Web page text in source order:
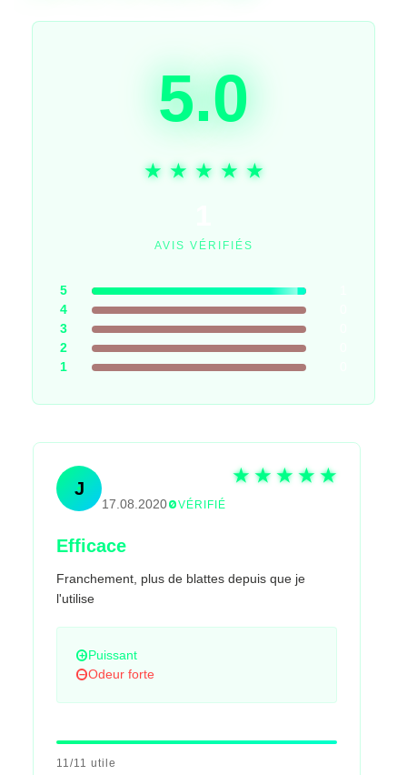
5.0
AVIS VÉRIFIÉS
5
4
3
2
1
J
17.08.2020 VÉRIFIÉ
Efficace
Franchement, plus de blattes depuis que je
l'utilise
Puissant
Odeur forte
11/11 utile